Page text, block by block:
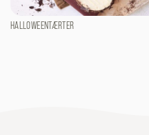
HALLOWEENTÆRTER